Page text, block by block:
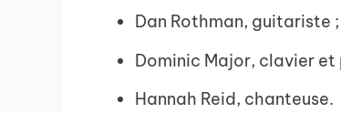
Dan Rothman, guitariste ;
Dominic Major, clavier et
Hannah Reid, chanteuse.